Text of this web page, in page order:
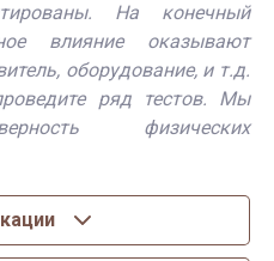
На конечный
влияние оказывают
оборудование, и т.д.
ряд тестов. Мы
физических